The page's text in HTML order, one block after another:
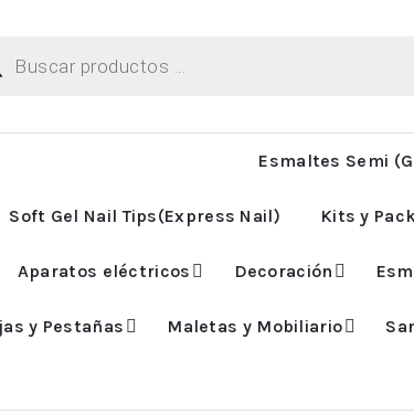
Esmaltes Semi
Soft Gel Nail Tips(Express Nail) Kits y
Aparatos eléctricos Decoración
y Pestañas Maletas y Mobiliario